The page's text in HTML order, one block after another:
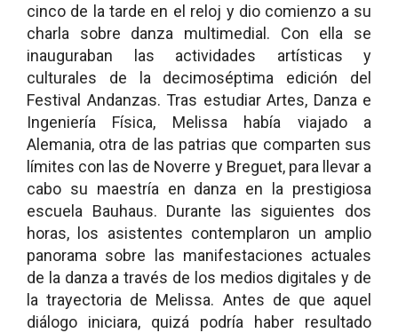
cinco de la tarde en el reloj y dio comienzo a su
charla sobre danza multimedial. Con ella se
inauguraban las actividades artísticas y
culturales de la decimoséptima edición del
Festival Andanzas. Tras estudiar Artes, Danza e
Ingeniería Física, Melissa había viajado a
Alemania, otra de las patrias que comparten sus
límites con las de Noverre y Breguet, para llevar a
cabo su maestría en danza en la prestigiosa
escuela Bauhaus. Durante las siguientes dos
horas, los asistentes contemplaron un amplio
panorama sobre las manifestaciones actuales
de la danza a través de los medios digitales y de
la trayectoria de Melissa. Antes de que aquel
diálogo iniciara, quizá podría haber resultado